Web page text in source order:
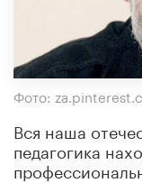
Фото:
Вся наша
педагогика